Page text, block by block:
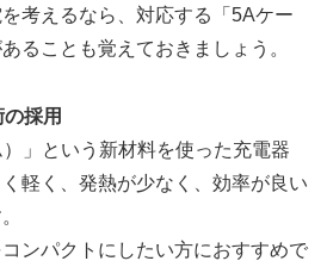
考えるなら、対応する「5Aケー
ることも覚えておきましょう。
採用
）」という新材料を使った充電器
軽く、発熱が少なく、効率が良い
ンパクトにしたい方におすすめで